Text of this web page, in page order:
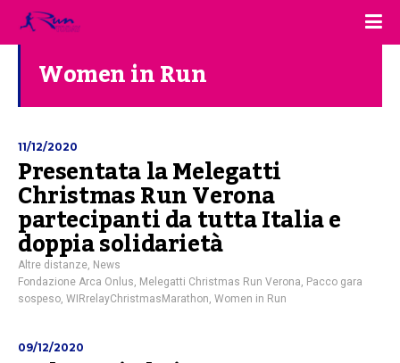
Women in Run
11/12/2020
Presentata la Melegatti
Christmas Run Verona
partecipanti da tutta Italia e
doppia solidarietà
Altre distanze, News
Fondazione Arca Onlus, Melegatti Christmas Run Verona, Pacco gara
sospeso, WIRrelayChristmasMarathon, Women in Run
09/12/2020